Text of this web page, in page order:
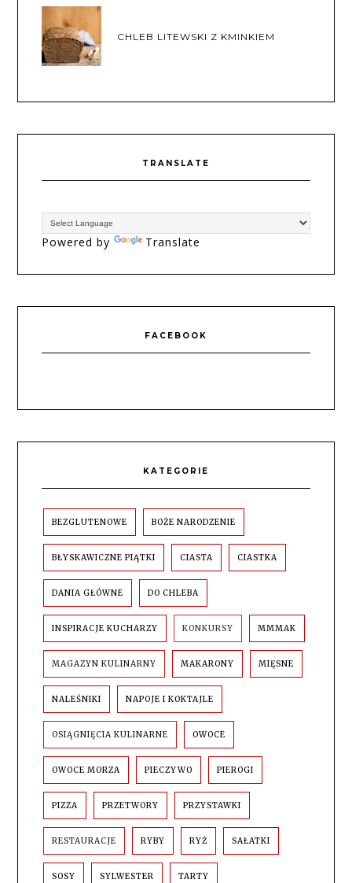
CHLEB LITEWSKI Z KMINKIEM
TRANSLATE
Powered by Translate
FACEBOOK
KATEGORIE
BEZGLUTENOWE BOŻE NARODZENIE
BŁYSKAWICZNE PIĄTKI CIASTA CIASTKA
DANIA GŁÓWNE DO CHLEBA
INSPIRACJE KUCHARZY KONKURSY MMMAK
MAGAZYN KULINARNY MAKARONY MIĘSNE
NALEŚNIKI NAPOJE I KOKTAJLE
OSIĄGNIĘCIA KULINARNE OWOCE
OWOCE MORZA PIECZYWO PIEROGI
PIZZA PRZETWORY PRZYSTAWKI
RESTAURACJE RYBY RYŻ SAŁATKI
SOSY SYLWESTER TARTY